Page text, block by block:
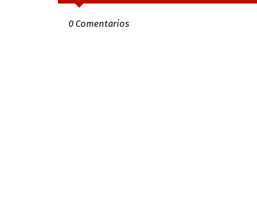
0 Comentarios